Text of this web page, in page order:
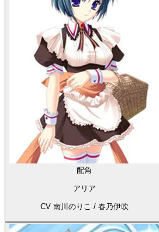
配角
アリア
CV 南川のりこ / 春乃伊吹